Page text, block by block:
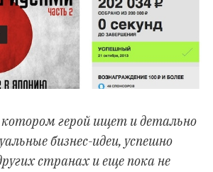
герой ищет и детально
бизнес-идеи, успешно
странах и еще пока не